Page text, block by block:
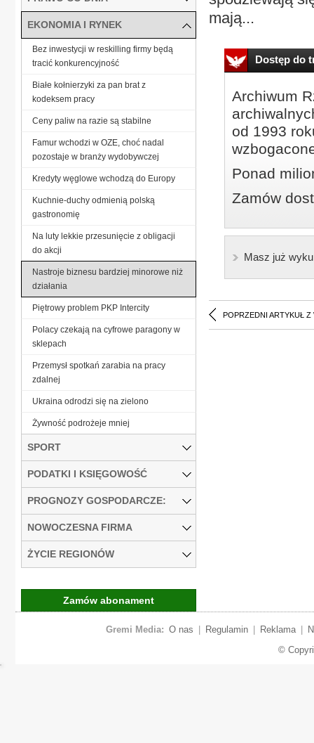
mają...
Dostęp do
Archiwum
od 1993
Ponad
Zamów
Masz już
POPRZEDNI ARTYKUŁ Z
EKONOMIA I RYNEK
Bez inwestycji w reskilling firmy będą
tracić konkurencyjność
Białe kołnierzyki za pan brat z
kodeksem pracy
Ceny paliw na razie są stabilne
Famur wchodzi w OZE, choć nadal
pozostaje w branży wydobywczej
Kredyty węglowe wchodzą do Europy
Kuchnie-duchy odmienią polską
gastronomię
Na luty lekkie przesunięcie z obligacji
do akcji
Nastroje biznesu bardziej minorowe niż
działania
Piętrowy problem PKP Intercity
Polacy czekają na cyfrowe paragony w
sklepach
Przemysł spotkań zarabia na pracy
zdalnej
Ukraina odrodzi się na zielono
Żywność podrożeje mniej
SPORT
PODATKI I KSIĘGOWOŚĆ
PROGNOZY GOSPODARCZE:
NOWOCZESNA FIRMA
ŻYCIE REGIONÓW
Zamów abonament
Gremi Media: O nas Regulamin Reklama
©